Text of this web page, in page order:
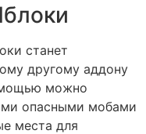
станет
другому аддону
можно
опасными мобами
места для